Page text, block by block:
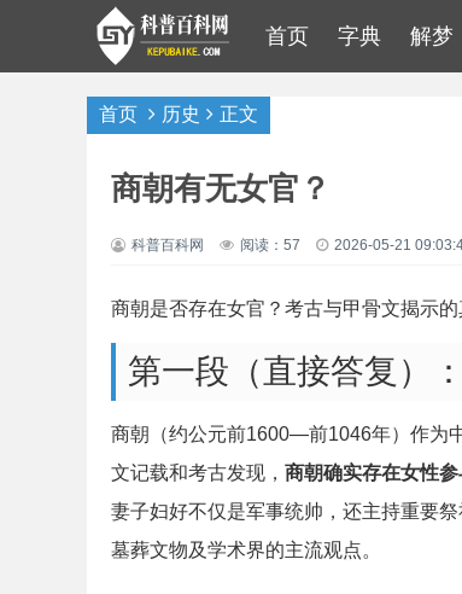
首页 字典 解梦
首页 历史 正文
商朝有无女官？
科普百科网 阅读：57 2026-05-21
商朝是否存在女官？考古与甲骨文揭示的
第一段（直接答复）：
商朝（约公元前1600—前1046年）作为
文记载和考古发现， 商朝确实存在女性
妻子妇好不仅是军事统帅，还主持重要
墓葬文物及学术界的主流观点。